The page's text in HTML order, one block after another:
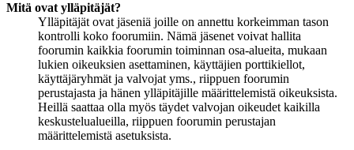
Mitä ovat ylläpitäjät?
Ylläpitäjät ovat jäseniä joille on annettu korkeimman tason
kontrolli koko foorumiin. Nämä jäsenet voivat hallita
foorumin kaikkia foorumin toiminnan osa-alueita, mukaan
lukien oikeuksien asettaminen, käyttäjien porttikiellot,
käyttäjäryhmät ja valvojat yms., riippuen foorumin
perustajasta ja hänen ylläpitäjille määrittelemistä oikeuksista.
Heillä saattaa olla myös täydet valvojan oikeudet kaikilla
keskustelualueilla, riippuen foorumin perustajan
määrittelemistä asetuksista.